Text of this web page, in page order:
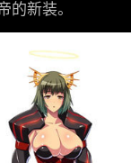
的新装。